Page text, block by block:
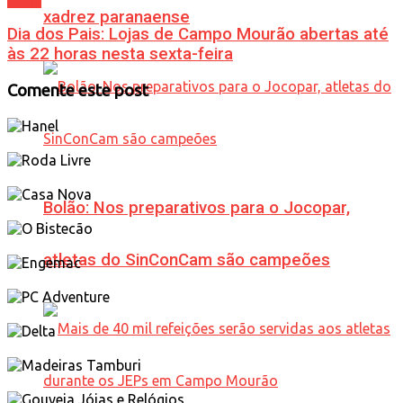
xadrez paranaense
Bolão: Nos preparativos para o Jocopar,
atletas do SinConCam são campeões
Dia dos Pais: Lojas de Campo Mourão abertas até
às 22 horas nesta sexta-feira
Comente este post